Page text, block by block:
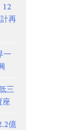
再
一
三
座
億